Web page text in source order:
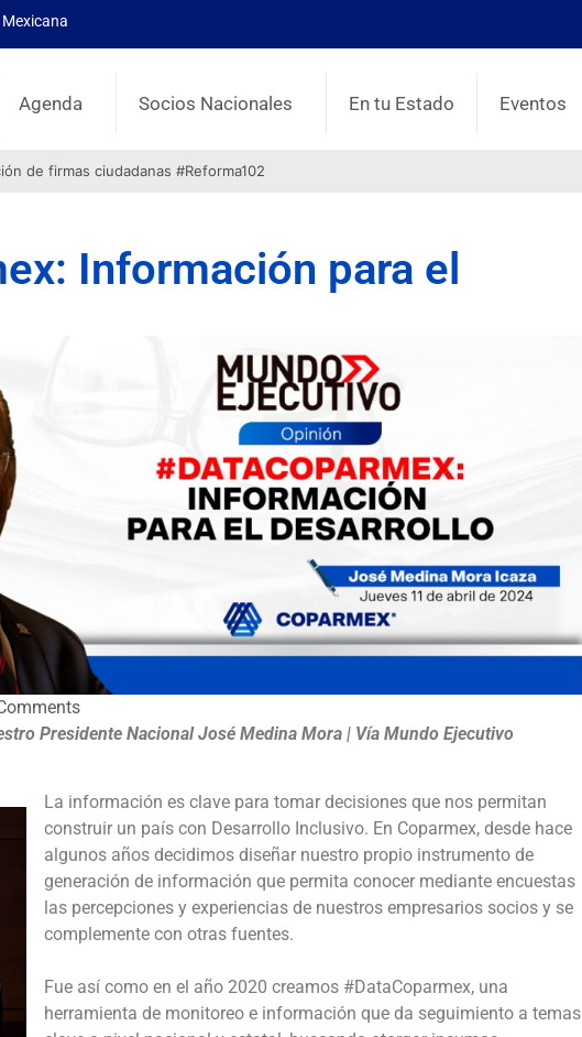
Agenda Socios Nacionales En tu Estado Eventos
de firmas ciudadanas #Reforma102
Información para el
Presidente Nacional José Medina Mora | Vía Mundo Ejecutivo
La información es clave para tomar decisiones que nos permitan
construir un país con Desarrollo Inclusivo. En Coparmex, desde hace
algunos años decidimos diseñar nuestro propio instrumento de
generación de información que permita conocer mediante encuestas
las percepciones y experiencias de nuestros empresarios socios y se
complemente con otras fuentes.
Fue así como en el año 2020 creamos #DataCoparmex, una
herramienta de monitoreo e información que da seguimiento a temas